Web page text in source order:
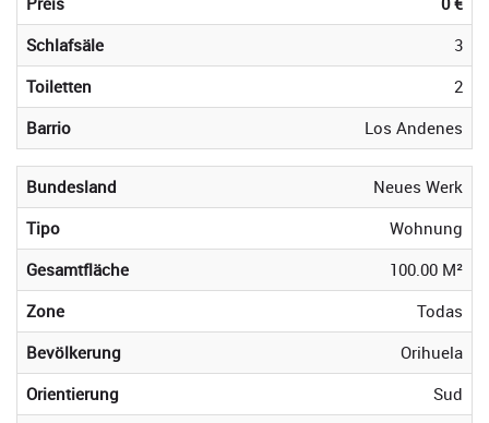
Schlafsäle
3
Toiletten
2
Barrio
Los Andenes
Bundesland
Neues Werk
Tipo
Wohnung
Gesamtfläche
100.00 M²
Zone
Todas
Bevölkerung
Orihuela
Orientierung
Sud